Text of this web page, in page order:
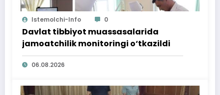
Istemolchi-Info 0
Davlat tibbiyot muassasalarida
jamoatchilik monitoringi o‘tkazildi
06.08.2026